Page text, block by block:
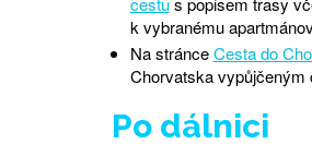
k vybranému
Na stránceCesta do
Chorvatska
Po dálnici